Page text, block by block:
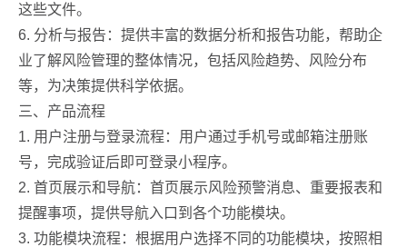
这些文件。
6. 分析与报告：提供丰富的数据分析和报告功能，帮助企
业了解风险管理的整体情况，包括风险趋势、风险分布
等，为决策提供科学依据。
三、产品流程
1. 用户注册与登录流程：用户通过手机号或邮箱注册账
号，完成验证后即可登录小程序。
2. 首页展示和导航：首页展示风险预警消息、重要报表和
提醒事项，提供导航入口到各个功能模块。
3. 功能模块流程：根据用户选择不同的功能模块，按照相